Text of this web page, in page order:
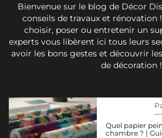
Bienvenue sur le blog de Décor
conseils de travaux et rénovation
choisir, poser ou entretenir un
experts vous libèrent ici tous leurs
avoir les bons gestes et découvrir
de décoration !
Quel papier
chambre ? |